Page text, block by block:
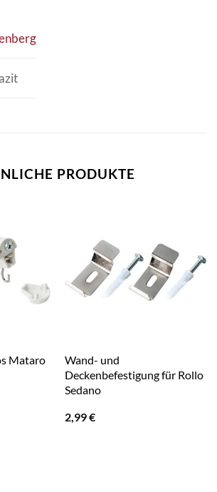
PRODUKTE
Mataro
Wand- und
Deckenbefestigung für Rollo
Sedano
2,99€